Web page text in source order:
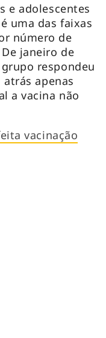
e adolescentes
uma das faixas
número de
janeiro de
respondeu
apenas
a vacina não
vacinação